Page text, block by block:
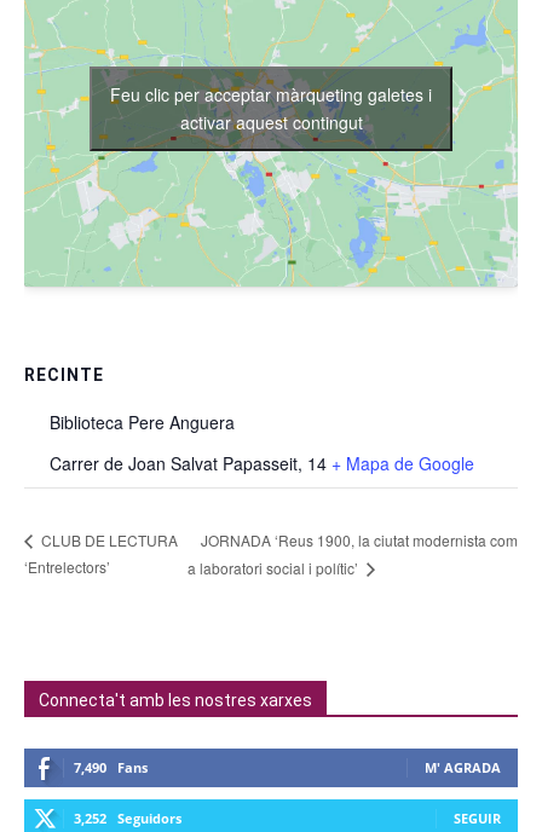
RECINTE
Biblioteca Pere Anguera
Carrer de Joan Salvat Papasseit, 14 + Mapa de Google
Feu clic per acceptar màrqueting galetes i
activar aquest contingut
CLUB DE LECTURA
‘Entrelectors’
JORNADA ‘Reus 1900, la ciutat modernista com
a laboratori social i polític’
Connecta't amb les nostres xarxes
7,490 Fans M' AGRADA
3,252 Seguidors SEGUIR